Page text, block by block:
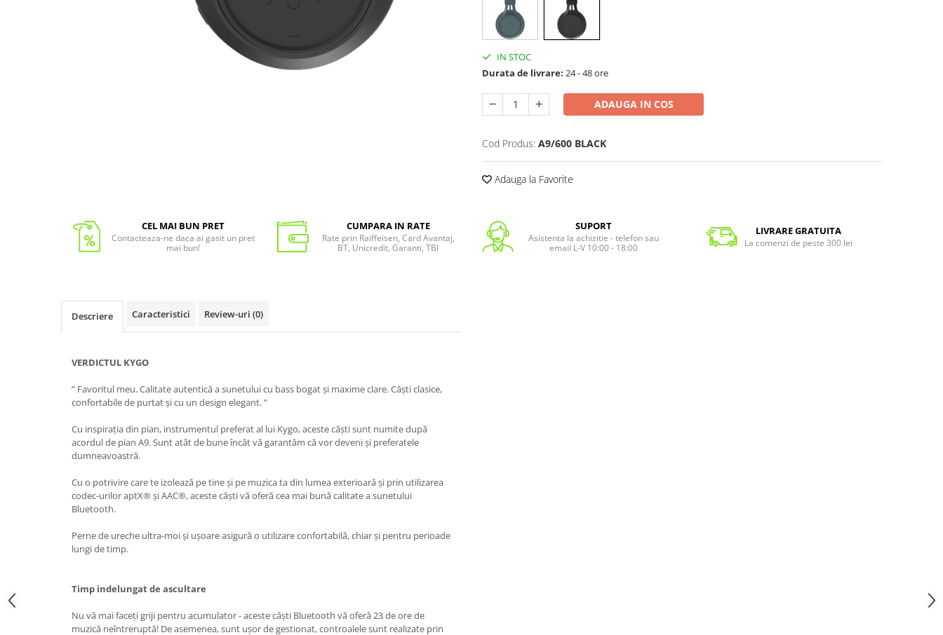
IN STOC
Durata de livrare: 24 - 48 ore
ADAUGA IN COS
Cod Produs: A9/600 BLACK
Adauga la Favorite
CEL MAI BUN PRET
Contacteaza-ne daca ai gasit un pret
mai bun!
CUMPARA IN RATE
Rate prin Raiffeisen, Card Avantaj,
BT, Unicredit, Garanti, TBI
SUPORT
Asistenta la achizitie - telefon sau
email L-V 10:00 - 18:00
LIVRARE GRATUITA
La comenzi de peste 300 lei
Descriere Caracteristici Review-uri (0)
VERDICTUL KYGO
” Favoritul meu. Calitate autentică a sunetului cu bass bogat și maxime clare. Căști clasice,
confortabile de purtat și cu un design elegant. ”
Cu inspirația din pian, instrumentul preferat al lui Kygo, aceste căști sunt numite după
acordul de pian A9. Sunt atât de bune încât vă garantăm că vor deveni și preferatele
dumneavoastră.
Cu o potrivire care te izolează pe tine și pe muzica ta din lumea exterioară și prin utilizarea
codec-urilor aptX® și AAC®, aceste căști vă oferă cea mai bună calitate a sunetului
Bluetooth.
Perne de ureche ultra-moi și ușoare asigură o utilizare confortabilă, chiar și pentru perioade
lungi de timp.
Timp indelungat de ascultare
Nu vă mai faceți griji pentru acumulator - aceste căști Bluetooth vă oferă 23 de ore de
muzică neîntreruptă! De asemenea, sunt ușor de gestionat, controalele sunt realizate prin